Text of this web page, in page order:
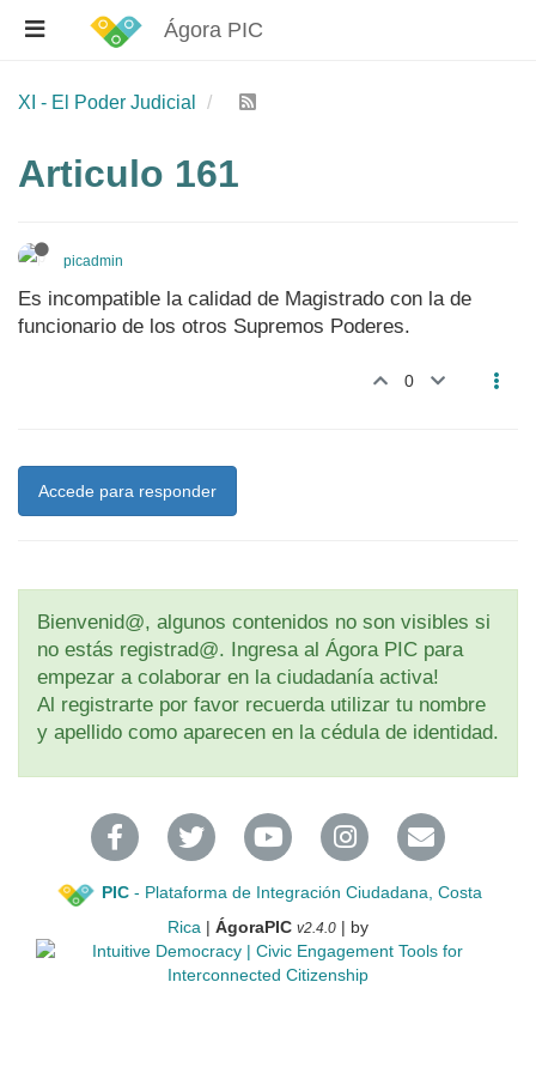
Ágora PIC
XI - El Poder Judicial
Articulo 161
picadmin
Es incompatible la calidad de Magistrado con la de
funcionario de los otros Supremos Poderes.
0
Accede para responder
Bienvenid@, algunos contenidos no son visibles si
no estás registrad@. Ingresa al Ágora PIC para
empezar a colaborar en la ciudadanía activa!
Al registrarte por favor recuerda utilizar tu nombre
y apellido como aparecen en la cédula de identidad.
PIC- Plataforma de Integración Ciudadana, Costa
Rica | ÁgoraPIC v2.4.0 | by